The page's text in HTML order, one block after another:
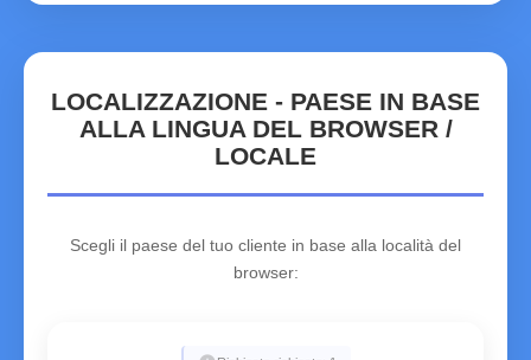
LOCALIZZAZIONE - PAESE IN BASE
ALLA LINGUA DEL BROWSER /
LOCALE
Scegli il paese del tuo cliente in base alla località del
browser: